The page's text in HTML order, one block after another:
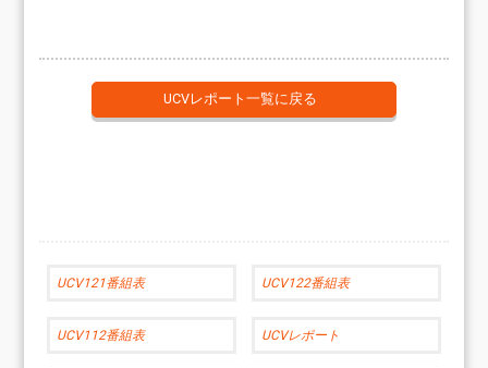
UCVレポート一覧に戻る
UCV121番組表 UCV122番組表
UCV112番組表 UCVレポート